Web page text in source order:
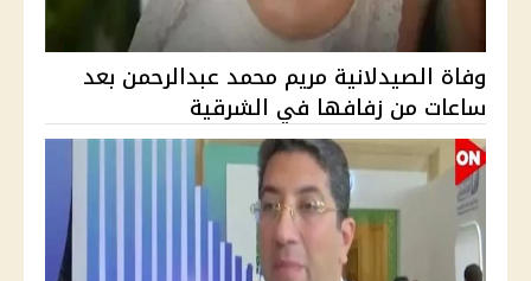
وفاة الصيدلانية مريم محمد عبدالرحمن بعد
ساعات من زفافها في الشرقية